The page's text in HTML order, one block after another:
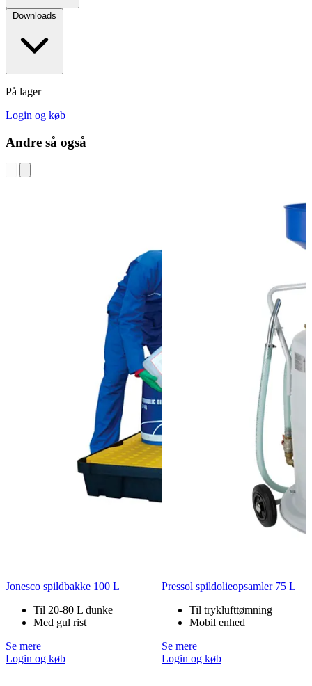
Downloads
På lager
Login og køb
Andre så også
Jonesco spildbakke 100 L
Til 20-80 L dunke
Med gul rist
Se mere
Login og køb
Pressol spildolieopsamler 75 L
Til tryklufttømning
Mobil enhed
Se mere
Login og køb